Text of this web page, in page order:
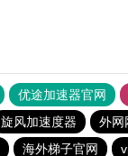
优途加速器官网
旋风加速度器 外网
海外梯子官网